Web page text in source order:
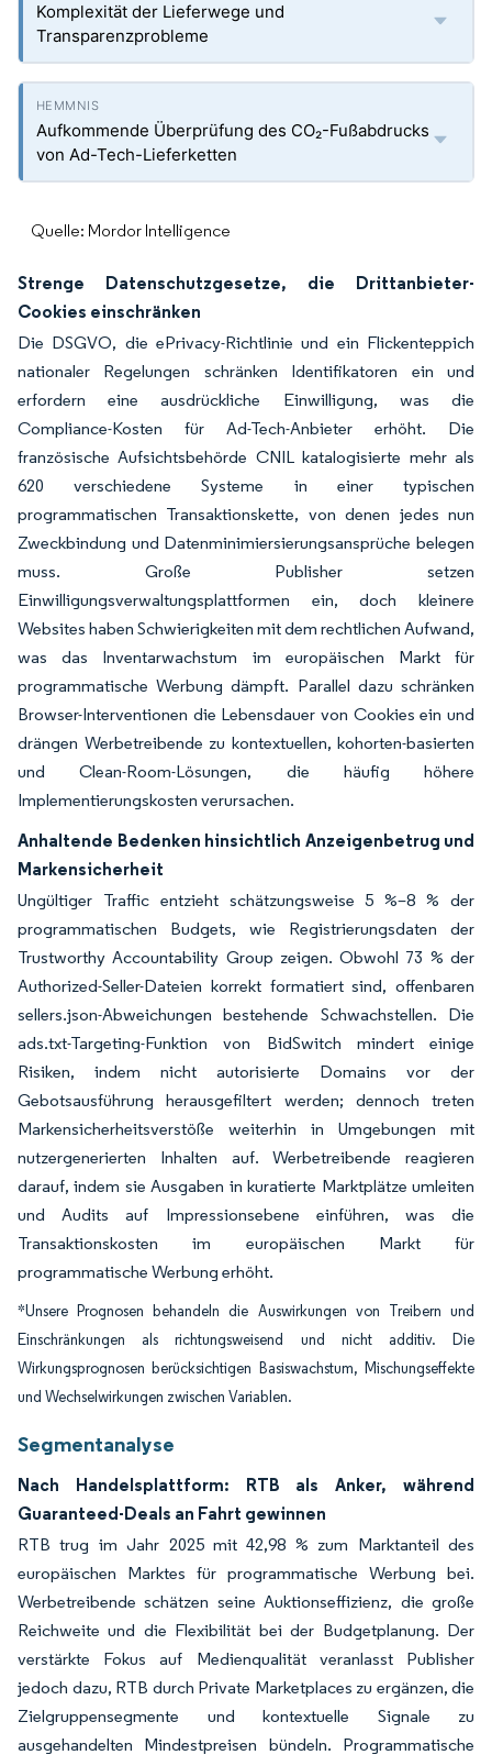
Komplexität der Lieferwege und
Transparenzprobleme
Aufkommende Überprüfung des CO₂-Fußabdrucks
von Ad-Tech-Lieferketten
Quelle: Mordor Intelligence
Strenge Datenschutzgesetze, die Drittanbieter-
Cookies einschränken
Die DSGVO, die ePrivacy-Richtlinie und ein Flickenteppich
nationaler Regelungen schränken Identifikatoren ein und
erfordern eine ausdrückliche Einwilligung, was die
Compliance-Kosten für Ad-Tech-Anbieter erhöht. Die
französische Aufsichtsbehörde CNIL katalogisierte mehr als
620 verschiedene Systeme in einer typischen
programmatischen Transaktionskette, von denen jedes nun
Zweckbindung und Datenminimiersierungsansprüche belegen
muss. Große Publisher setzen
Einwilligungsverwaltungsplattformen ein, doch kleinere
Websites haben Schwierigkeiten mit dem rechtlichen Aufwand,
was das Inventarwachstum im europäischen Markt für
programmatische Werbung dämpft. Parallel dazu schränken
Browser-Interventionen die Lebensdauer von Cookies ein und
drängen Werbetreibende zu kontextuellen, kohorten-basierten
und Clean-Room-Lösungen, die häufig höhere
Implementierungskosten verursachen.
Anhaltende Bedenken hinsichtlich Anzeigenbetrug und
Markensicherheit
Ungültiger Traffic entzieht schätzungsweise 5 %–8 % der
programmatischen Budgets, wie Registrierungsdaten der
Trustworthy Accountability Group zeigen. Obwohl 73 % der
Authorized-Seller-Dateien korrekt formatiert sind, offenbaren
sellers.json-Abweichungen bestehende Schwachstellen. Die
ads.txt-Targeting-Funktion von BidSwitch mindert einige
Risiken, indem nicht autorisierte Domains vor der
Gebotsausführung herausgefiltert werden; dennoch treten
Markensicherheitsverstöße weiterhin in Umgebungen mit
nutzergenerierten Inhalten auf. Werbetreibende reagieren
darauf, indem sie Ausgaben in kuratierte Marktplätze umleiten
und Audits auf Impressionsebene einführen, was die
Transaktionskosten im europäischen Markt für
programmatische Werbung erhöht.
*Unsere Prognosen behandeln die Auswirkungen von Treibern und
Einschränkungen als richtungsweisend und nicht additiv. Die
Wirkungsprognosen berücksichtigen Basiswachstum, Mischungseffekte
und Wechselwirkungen zwischen Variablen.
Segmentanalyse
Nach Handelsplattform: RTB als Anker, während
Guaranteed-Deals an Fahrt gewinnen
RTB trug im Jahr 2025 mit 42,98 % zum Marktanteil des
europäischen Marktes für programmatische Werbung bei.
Werbetreibende schätzen seine Auktionseffizienz, die große
Reichweite und die Flexibilität bei der Budgetplanung. Der
verstärkte Fokus auf Medienqualität veranlasst Publisher
jedoch dazu, RTB durch Private Marketplaces zu ergänzen, die
Zielgruppensegmente und kontextuelle Signale zu
ausgehandelten Mindestpreisen bündeln. Programmatische